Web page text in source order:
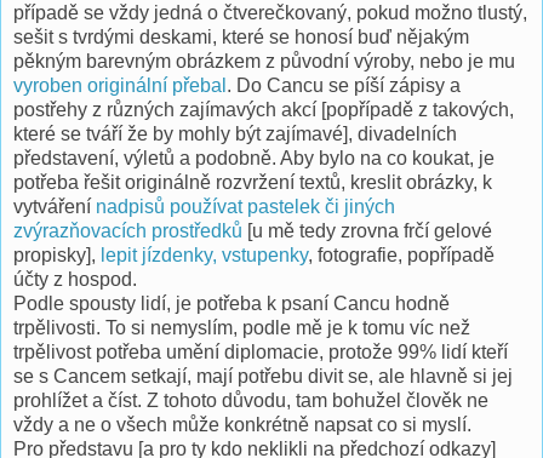
případě se vždy jedná o čtverečkovaný, pokud možno tlustý,
sešit s tvrdými deskami, které se honosí buď nějakým
pěkným barevným obrázkem z původní výroby, nebo je mu
vyroben originální přebal . Do Cancu se píší zápisy a
postřehy z různých zajímavých akcí [popřípadě z takových,
které se tváří že by mohly být zajímavé], divadelních
představení, výletů a podobně. Aby bylo na co koukat, je
potřeba řešit originálně rozvržení textů, kreslit obrázky, k
vytváření nadpisů používat pastelek či jiných
zvýrazňovacích prostředků [u mě tedy zrovna frčí gelové
propisky], lepit jízdenky, vstupenky, fotografie, popřípadě
účty z hospod.
Podle spousty lidí, je potřeba k psaní Cancu hodně
trpělivosti. To si nemyslím, podle mě je k tomu víc než
trpělivost potřeba umění diplomacie, protože 99% lidí kteří
se s Cancem setkají, mají potřebu divit se, ale hlavně si jej
prohlížet a číst. Z tohoto důvodu, tam bohužel člověk ne
vždy a ne o všech může konkrétně napsat co si myslí.
Pro představu [a pro ty kdo neklikli na předchozí odkazy]